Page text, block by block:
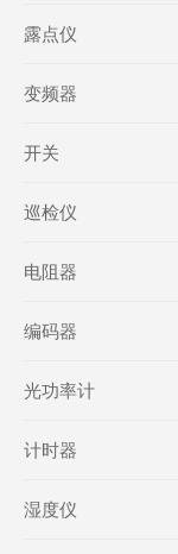
露点仪
变频器
开关
巡检仪
电阻器
编码器
光功率计
计时器
湿度仪